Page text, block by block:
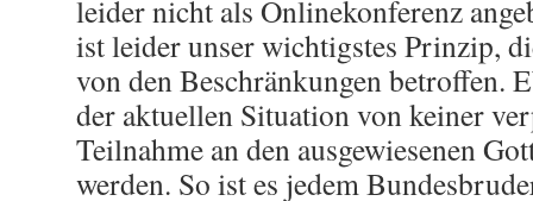
leider nicht als Onlinekonferenz
ist leider unser wichtigstes Prinzip,
von den Beschränkungen betroffen.
der aktuellen Situation von keiner
Teilnahme an den ausgewiesenen
werden. So ist es jedem